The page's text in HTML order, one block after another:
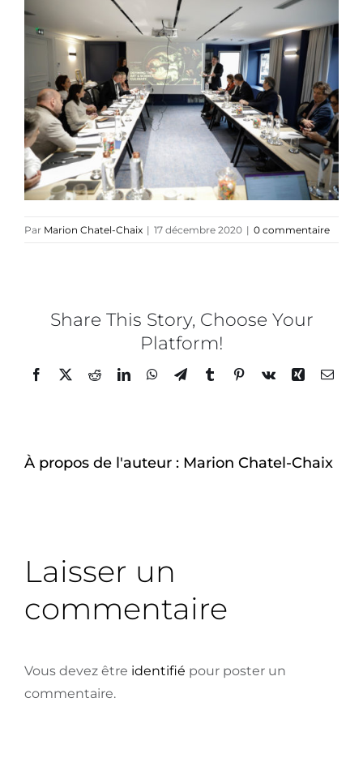
Collaborations
Direction créative
Références
TEDx
À-propos
Par Marion Chatel-Chaix | 17 décembre 2020 | 0 commentaire
Share This Story, Choose Your
Platform!
Facebook
TwitterRedditLinkedInWhatsApp
TelegramTumblrPinterest
Vk Xing Email
À propos de l'auteur : Marion Chatel-Chaix
Laisser un
commentaire
Vous devez être identifié pour poster un
commentaire.